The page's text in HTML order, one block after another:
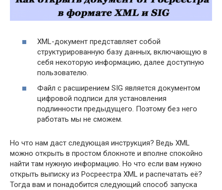
XML-документ представляет собой
структурированную базу данных, включающую в
себя некоторую информацию, далее доступную
пользователю.
Файл с расширением SIG является документом
цифровой подписи для установления
подлинности предыдущего. Поэтому без него
работать мы не сможем.
Но что нам даст следующая инструкция? Ведь XML
можно открыть в простом блокноте и вполне спокойно
найти там нужную информацию. Но что если вам нужно
открыть выписку из Росреестра XML и распечатать её?
Тогда вам и понадобится следующий способ запуска